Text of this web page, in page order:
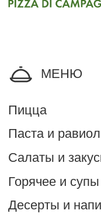
Политика обработки
данных
Согласие на
помощью сервиса
"Яндекс.Метрика"
Реквизиты
КОНТАКТЫ